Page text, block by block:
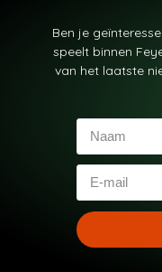
Ben je
speelt binnen
van het laatste